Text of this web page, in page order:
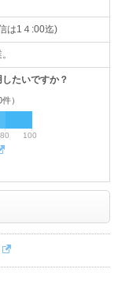
は1４:00迄)
たいですか？
件）
80 100